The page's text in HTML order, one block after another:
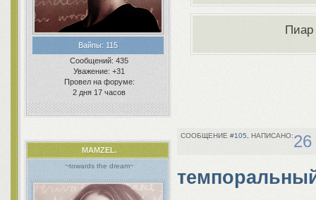
Вайпы: 115
Сообщений: 435
Уважение: +31
Провел на форуме:
2 дня 17 часов
105
MAMZEL.
~towards the dream~